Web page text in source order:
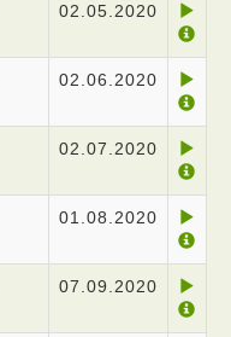
02.05.2020
02.06.2020
02.07.2020
01.08.2020
07.09.2020